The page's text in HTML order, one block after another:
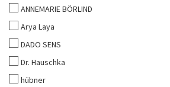
ANNEMARIE BÖRLIND
Arya Laya
DADO SENS
Dr. Hauschka
hübner